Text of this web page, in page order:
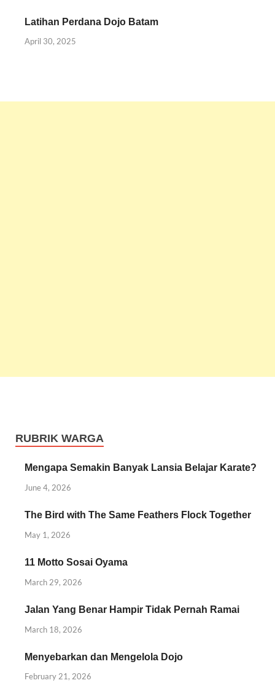
Latihan Perdana Dojo Batam
April 30, 2025
RUBRIK WARGA
Mengapa Semakin Banyak Lansia Belajar Karate?
June 4, 2026
The Bird with The Same Feathers Flock Together
May 1, 2026
11 Motto Sosai Oyama
March 29, 2026
Jalan Yang Benar Hampir Tidak Pernah Ramai
March 18, 2026
Menyebarkan dan Mengelola Dojo
February 21, 2026